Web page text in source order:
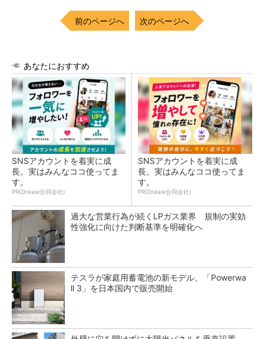
前のページへ 次のページへ
あなたにおすすめ
SNSアカウントを着実に成
長。実はみんなココ使ってま
す。
PR(Dreaw合同会社)
SNSアカウントを着実に成
長。実はみんなココ使ってま
す。
PR(Dreaw合同会社)
過大な営業行為が続くLPガス業界 規制の実効
性強化に向けた判断基準を明確化へ
テスラが家庭用蓄電池の新モデル、「Powerwa
ll 3」を日本国内で販売開始